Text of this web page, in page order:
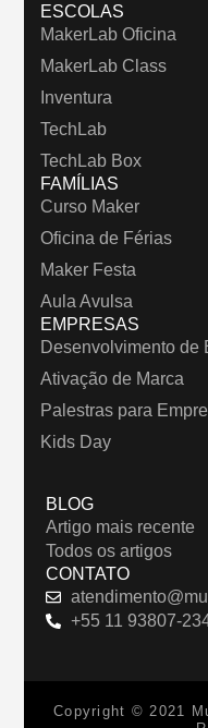
ESCOLAS
MakerLab Oficina
MakerLab Class
Inventura
TechLab
TechLab Box
FAMÍLIAS
Curso Maker
Oficina de Férias
Maker Festa
Aula Avulsa
EMPRESAS
Desenvolvimento de
Ativação de Marca
Palestras para
Kids Day
BLOG
Artigo mais recente
Todos os artigos
CONTATO
+55 11 93807-
Copyright © 2021